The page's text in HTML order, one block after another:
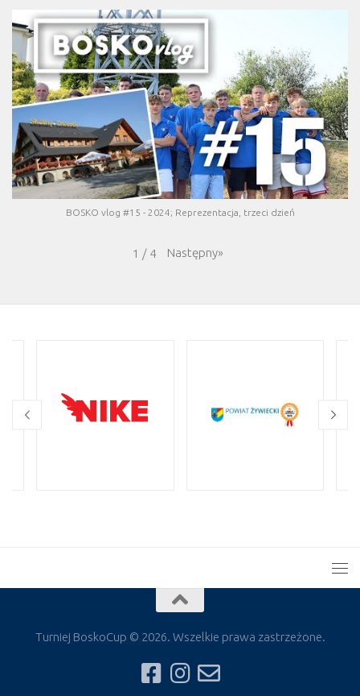
BOSKO vlog #15 - 2024; Reprezentacja, trzeci dzień
1 / 4 Następny»
Turniej BoskoCup © 2026. Wszelkie prawa zastrzeżone.